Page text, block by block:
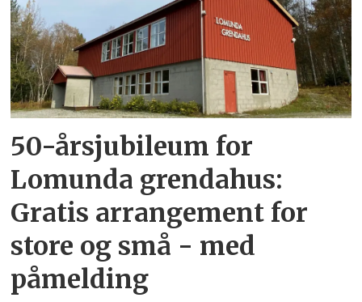
50-årsjubileum for
Lomunda grendahus:
Gratis arrangement for
store og små - med
påmelding